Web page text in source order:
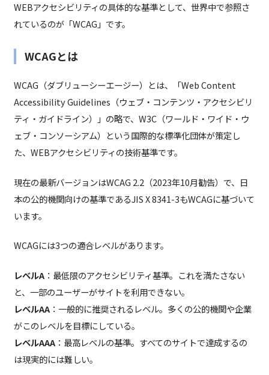
WEBアクセシビリティの具体的な基準として、世界中で参照さ
れているのが「WCAG」です。
WCAGとは
WCAG（ダブリューシーエージー）とは、「Web Content
Accessibility Guidelines（ウェブ・コンテンツ・アクセシビリ
ティ・ガイドライン）」の略で、W3C（ワールド・ワイド・ウ
ェブ・コンソーシアム）という国際的な標準化団体が策定し
た、WEBアクセシビリティの技術基準です。
現在の最新バージョンはWCAG 2.2（2023年10月勧告）で、日
本の公的機関向けの基準であるJIS X 8341-3もWCAGに基づいて
います。
WCAGには3つの適合レベルがあります。
レベルA ：最低限のアクセシビリティ基準。これを満たさない
と、一部のユーザーがサイトを利用できない。
レベルAA ：一般的に推奨されるレベル。多くの公的機関や企業
がこのレベルを目標にしている。
レベルAAA ：最高レベルの基準。すべてのサイトで達成するの
は現実的には難しい。